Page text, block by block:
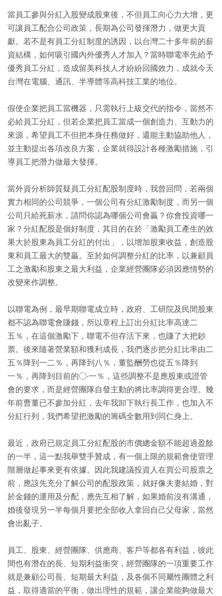
當員工參與分紅入股變成股東後，不但員工向心力大增，更
可讓員工配合公司政策，長期為公司發揮潛力，做更大貢
獻。若不是有員工分紅制度的誘因，以台灣二十多年前的薪
資結構，如何吸引國內外優秀人才加入？當時聯電率先給予
優秀員工分紅，造成留美科技人才紛紛回國效力，成就今天
台灣在電腦、通訊、半導體等高科技工業的地位。
假使企業把員工當機器，只需執行上級交代的指令，當然不
必給員工分紅，但若企業把員工當成一個創造力、互動力的
來源，希望員工不但把本身任務做好，還能主動協助他人，
並主動提出各項改良方案，企業就得設計各種激勵措施，引
導員工把潛力做最大發揮。
當外資分析師質疑員工分紅配股制度時，我曾回問，若兩個
實力相同的公司競爭，一個公司有分紅激勵制度，而另一個
公司只給死薪水，請問你認為哪個公司會贏？你會投資哪一
家？分紅配股是個好制度，其目的在於「激勵員工產生的效
果大於股東為員工分紅的付出」，以增加股東收益，創造股
東和員工最大的雙贏。至於如何調整分紅的比率，以兼顧員
工之激勵和股東之最大利益，企業經營團隊必須因應情勢的
改變來作調整。
以聯電為例，最早期聯電成立時，政府、工研院及民間股東
都不認為聯電會賺錢，所以章程上訂出分紅比率高達二
五％，在這個激勵下，聯電不但存活下來，也賺了大把鈔
票。後來隨著營業額和獲利成長，我們逐步把分紅比率由二
五％降到一二％，再降到八％，董監酬勞也從五％降到
一％，再降到目前的○‧一％，這些調整不是應股東或證管
會的要求，而是經營團隊自發主動的將比率調得更合理。幾
年前曹董已不參加分紅，去年我卸下執行長工作，也加入不
分紅行列，我們希望把激勵的籌碼全數用到同仁身上。
最近，政府已規定員工分紅配股的市價總金額不能超過盈餘
的一半，這一點我舉雙手贊成，有一個上限的規範會使管理
階層做起事來更有依據。因此我建議投資人在買公司股票之
前，應該先充分了解公司的配股政策，就好像夫妻結婚，對
於金錢的運用及分配，應先互相了解，如果婚前沒有溝通，
婚後發現另一半每個月要把全部收入拿回自己父母家，當然
會出亂子。
員工、股東、經營團隊、供應商、客戶等都各有利益，彼此
間也有潛在的長、短期利益衝突，經營團隊的一項重要工作
就是兼顧公司長、短期最大利益，及各個不同屬性團體之利
益，取得適當的平衡，做出理性的規範，讓企業能夠做最大